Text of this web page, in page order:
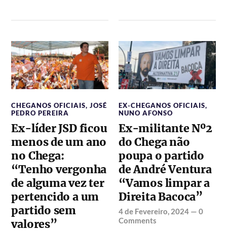
CHEGANOS OFICIAIS,JOSÉ
PEDRO PEREIRA
Ex-líder JSD ficou
menos de um ano
no Chega:
“Tenho vergonha
de alguma vez ter
pertencido a um
partido sem
valores”
EX-CHEGANOS OFICIAIS,
NUNO AFONSO
Ex-militante Nº2
do Chega não
poupa o partido
de André Ventura
“Vamos limpar a
Direita Bacoca”
4 de Fevereiro, 2024 —0
Comments